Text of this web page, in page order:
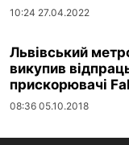
10:24 27.04.2022
Львівський
викупив
прискорювачі
08:36 05.10.2018